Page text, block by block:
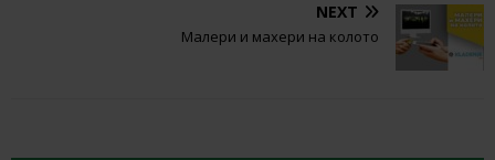
NEXT
Малери и махери на колото